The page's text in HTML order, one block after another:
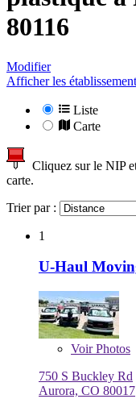
80116
Modifier
Afficher les
Liste
Carte
Cliquez sur le NIP
carte.
Trier par :
1
U-Haul
VoirPhotos
750 S Buckley Rd
Aurora, CO 80017